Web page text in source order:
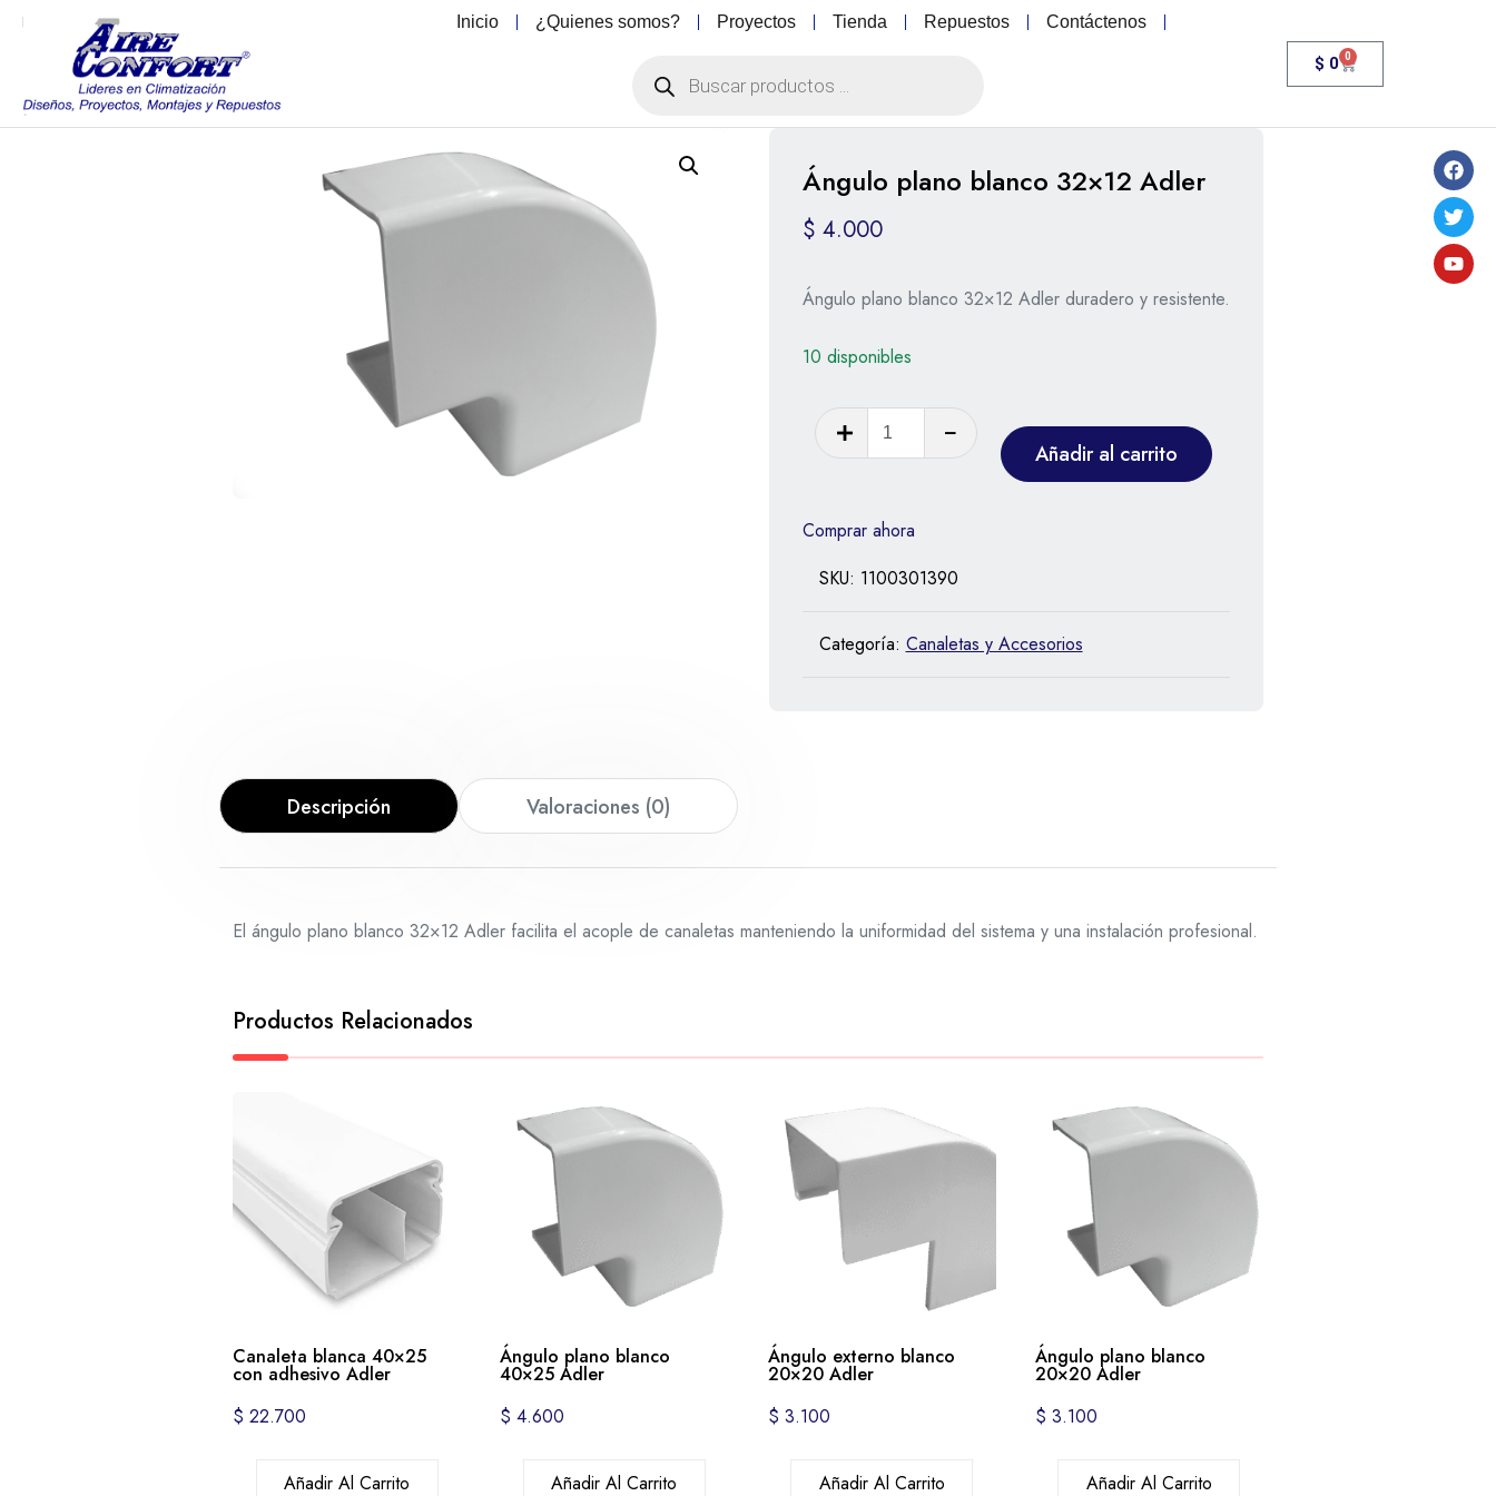
Inicio ¿Quienes somos? Proyectos Tienda Repuestos Contáctenos
$ 0 0
Ángulo plano blanco 32×12 Adler
$ 4.000
Ángulo plano blanco 32×12 Adler duradero y resistente.
10 disponibles
Añadir al carrito
Comprar ahora
SKU: 1100301390
Categoría: Canaletas y Accesorios
Descripción Valoraciones (0)
El ángulo plano blanco 32×12 Adler facilita el acople de canaletas manteniendo la uniformidad del sistema y una instalación profesional.
Productos Relacionados
Canaleta blanca 40×25
con adhesivo Adler
$ 22.700
Añadir Al Carrito
Ángulo plano blanco
40×25 Adler
$ 4.600
Añadir Al Carrito
Ángulo externo blanco
20×20 Adler
$ 3.100
Añadir Al Carrito
Ángulo plano blanco
20×20 Adler
$ 3.100
Añadir Al Carrito